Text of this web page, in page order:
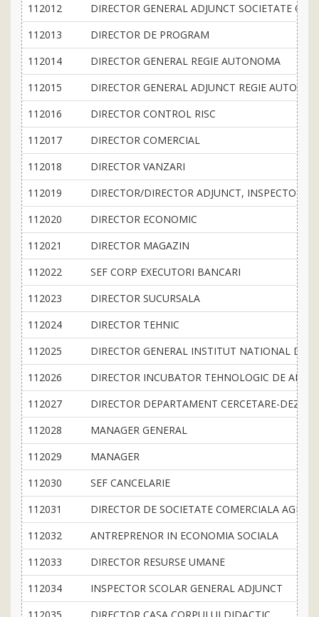
112012
DIRECTOR GENERAL ADJUNCT SOCIETATE
112013
DIRECTOR DE PROGRAM
112014
DIRECTOR GENERAL REGIE AUTONOMA
112015
DIRECTOR GENERAL ADJUNCT REGIE
112016
DIRECTOR CONTROL RISC
112017
DIRECTOR COMERCIAL
112018
DIRECTOR VANZARI
112019
DIRECTOR/DIRECTOR ADJUNCT, INSPECTOR-
112020
DIRECTOR ECONOMIC
112021
DIRECTOR MAGAZIN
112022
SEF CORP EXECUTORI BANCARI
112023
DIRECTOR SUCURSALA
112024
DIRECTOR TEHNIC
112025
DIRECTOR GENERAL INSTITUT NATIONAL DE
112026
DIRECTOR INCUBATOR TEHNOLOGIC DE
112027
DIRECTOR DEPARTAMENT CERCETARE-
112028
MANAGER GENERAL
112029
MANAGER
112030
SEF CANCELARIE
112031
DIRECTOR DE SOCIETATE COMERCIALA
112032
ANTREPRENOR IN ECONOMIA SOCIALA
112033
DIRECTOR RESURSE UMANE
112034
INSPECTOR SCOLAR GENERAL ADJUNCT